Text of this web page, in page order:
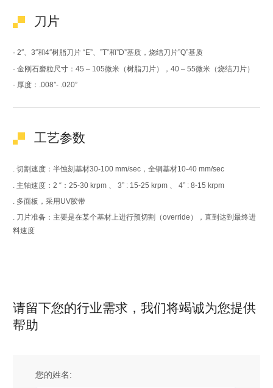
刀片
· 2″、3″和4″树脂刀片 “E”、”T”和”D”基质，烧结刀片”Q”基质
· 金刚石磨粒尺寸：45 – 105微米（树脂刀片），40 – 55微米（烧结刀片）
· 厚度：.008″- .020”
工艺参数
. 切割速度：半蚀刻基材30-100 mm/sec，全铜基材10-40 mm/sec
. 主轴速度：2 “：25-30 krpm 、 3” : 15-25 krpm 、 4” : 8-15 krpm
. 多面板，采用UV胶带
. 刀片准备：主要是在某个基材上进行预切割（override），直到达到最终进
料速度
请留下您的行业需求，我们将竭诚为您提供
帮助